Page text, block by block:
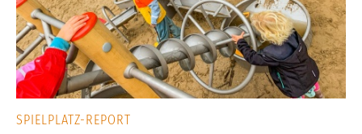
SPIELPLATZ-REPORT